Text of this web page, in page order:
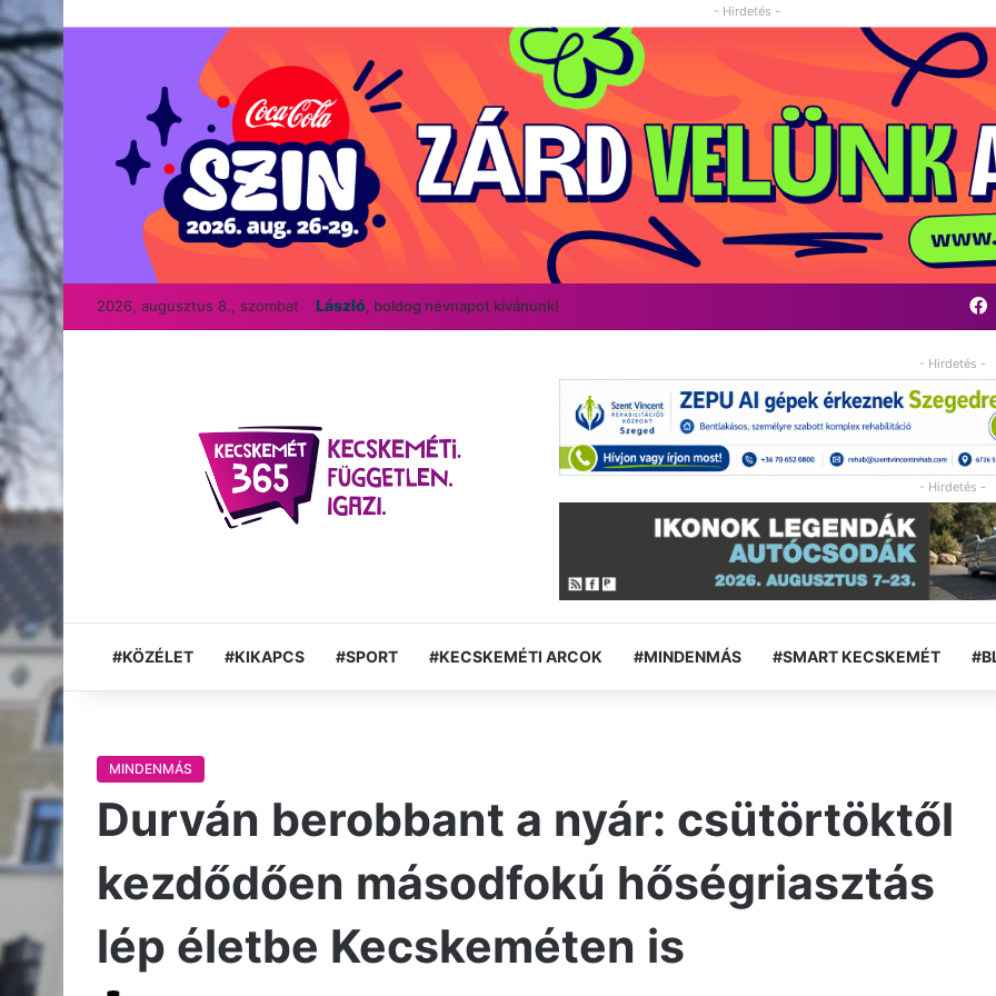
- Hirdetés -
2026, augusztus 8., szombat László, boldog névnapot kívánunk!
- Hirdetés -
- Hirdetés -
#KÖZÉLET #KIKAPCS #SPORT #KECSKEMÉTI ARCOK #MINDENMÁS #SMART KECSKEMÉT
MINDENMÁS
Durván berobbant a nyár: csütörtöktől
kezdődően másodfokú hőségriasztás
lép életbe Kecskeméten is